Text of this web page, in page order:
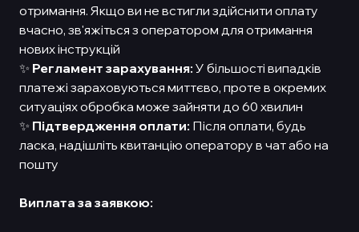
отримання. Якщо ви не встигли здійснити оплату
вчасно, зв'яжіться з оператором для отримання
нових інструкцій
✨ Регламент зарахування: У більшості випадків
платежі зараховуються миттєво, проте в окремих
ситуаціях обробка може зайняти до 60 хвилин
✨ Підтвердження оплати: Після оплати, будь
ласка, надішліть квитанцію оператору в чат або на
пошту
Виплата за заявкою: